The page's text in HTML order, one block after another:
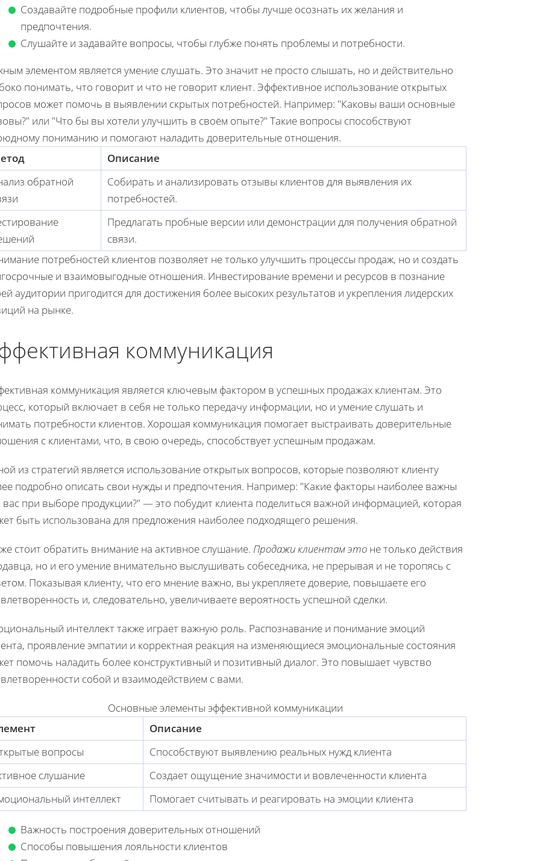
Создавайте подробные профили клиентов, чтобы лучше осознать их желания и
предпочтения.
Слушайте и задавайте вопросы, чтобы глубже понять проблемы и потребности.
элементом является умение слушать. Это значит не просто слышать, но и действительно
понимать, что говорит и что не говорит клиент. Эффективное использование открытых
может помочь в выявлении скрытых потребностей. Например: Каковы ваши основные
или Что бы вы хотели улучшить в своём опыте? Такие вопросы способствуют
пониманию и помогают наладить доверительные отношения.
Описание
обратной
Собирать и анализировать отзывы клиентов для выявления их
потребностей.
Предлагать пробные версии или демонстрации для получения обратной
связи.
потребностей клиентов позволяет не только улучшить процессы продаж, но и создать
и взаимовыгодные отношения. Инвестирование времени и ресурсов в познание
аудитории пригодится для достижения более высоких результатов и укрепления лидерских
на рынке.
коммуникация
коммуникация является ключевым фактором в успешных продажах клиентам. Это
который включает в себя не только передачу информации, но и умение слушать и
потребности клиентов. Хорошая коммуникация помогает выстраивать доверительные
с клиентами, что, в свою очередь, способствует успешным продажам.
из стратегий является использование открытых вопросов, которые позволяют клиенту
подробно описать свои нужды и предпочтения. Например: "Какие факторы наиболее важны
вас при выборе продукции?" — это побудит клиента поделиться важной информацией, которая
быть использована для предложения наиболее подходящего решения.
стоит обратить внимание на активное слушание. Продажи клиентам это не только действия
но и его умение внимательно выслушивать собеседника, не прерывая и не торопясь с
Показывая клиенту, что его мнение важно, вы укрепляете доверие, повышаете его
и, следовательно, увеличиваете вероятность успешной сделки.
интеллект также играет важную роль. Распознавание и понимание эмоций
проявление эмпатии и корректная реакция на изменяющиеся эмоциональные состояния
помочь наладить более конструктивный и позитивный диалог. Это повышает чувство
собой и взаимодействием с вами.
Основные элементы эффективной коммуникации
Описание
вопросы
Способствуют выявлению реальных нужд клиента
слушание
Создает ощущение значимости и вовлеченности клиента
интеллект
Помогает считывать и реагировать на эмоции клиента
Важность построения доверительных отношений
Способы повышения лояльности клиентов